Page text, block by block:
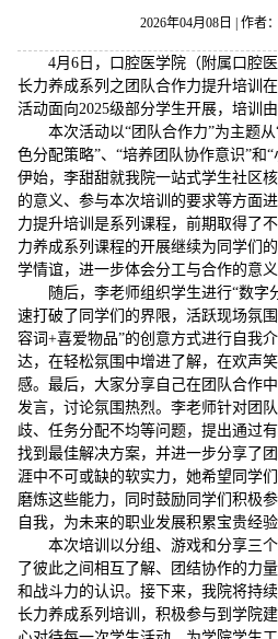
2026年04月08日 | 作者
4月6日，口腔医学院（附属口腔
长力养成系列之团队合作力提升培训
活动面向2025级部分学生开展，培训
本次活动以“团队合作力”为主题
色分配策略”、“培养团队协作意识”和
伊始，李甜甜就我院一站式学生社区
的意义、参与本次培训的要求等方面
力提升培训是系列课程，前期取得了
力养成系列课程的开展继续为同学们
学情谊，进一步体会分工与合作的意义
随后，李老师组织学生进行“数字
速打破了同学们的界限，活跃现场氛
容词+喜爱物品”的创意方式进行自我
达，在轻松氛围中增进了解，在欢声
感。最后，大家分享自己在团队合作
发言，讨论氛围热烈。李老师针对团
歧、任务分配不均等问题，提出通过
找到最佳解决方案，并进一步分享了
涯中不可或缺的软实力，她希望同学
磨炼这些能力，同时鼓励同学们积极
自我，为未来的职业发展积累宝贵经验
本次培训以分组、游戏和分享三
了彼此之间相互了解、团结协作的力
和战斗力的认识。接下来，我院将持
长力养成系列培训，积极参与到学院